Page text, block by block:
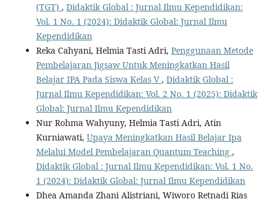
(TGT) , Didaktik Global : Jurnal Ilmu Kependidikan:
Vol. 1 No. 1 (2024): Didaktik Global: Jurnal Ilmu
Kependidikan
Reka Cahyani, Helmia Tasti Adri, Penggunaan Metode
Pembelajaran Jigsaw Untuk Meningkatkan Hasil
Belajar IPA Pada Siswa Kelas V, Didaktik Global :
Jurnal Ilmu Kependidikan: Vol. 2 No. 1 (2025): Didaktik
Global: Jurnal Ilmu Kependidikan
Nur Rohma Wahyuny, Helmia Tasti Adri, Atin
Kurniawati, Upaya Meningkatkan Hasil Belajar Ipa
Melalui Model Pembelajaran Quantum Teaching ,
Didaktik Global : Jurnal Ilmu Kependidikan: Vol. 1 No.
1 (2024): Didaktik Global: Jurnal Ilmu Kependidikan
Dhea Amanda Zhani Alistriani, Wiworo Retnadi Rias